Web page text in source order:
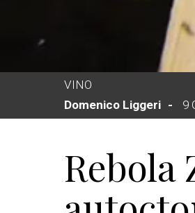
VINO
Domenico Liggeri
9